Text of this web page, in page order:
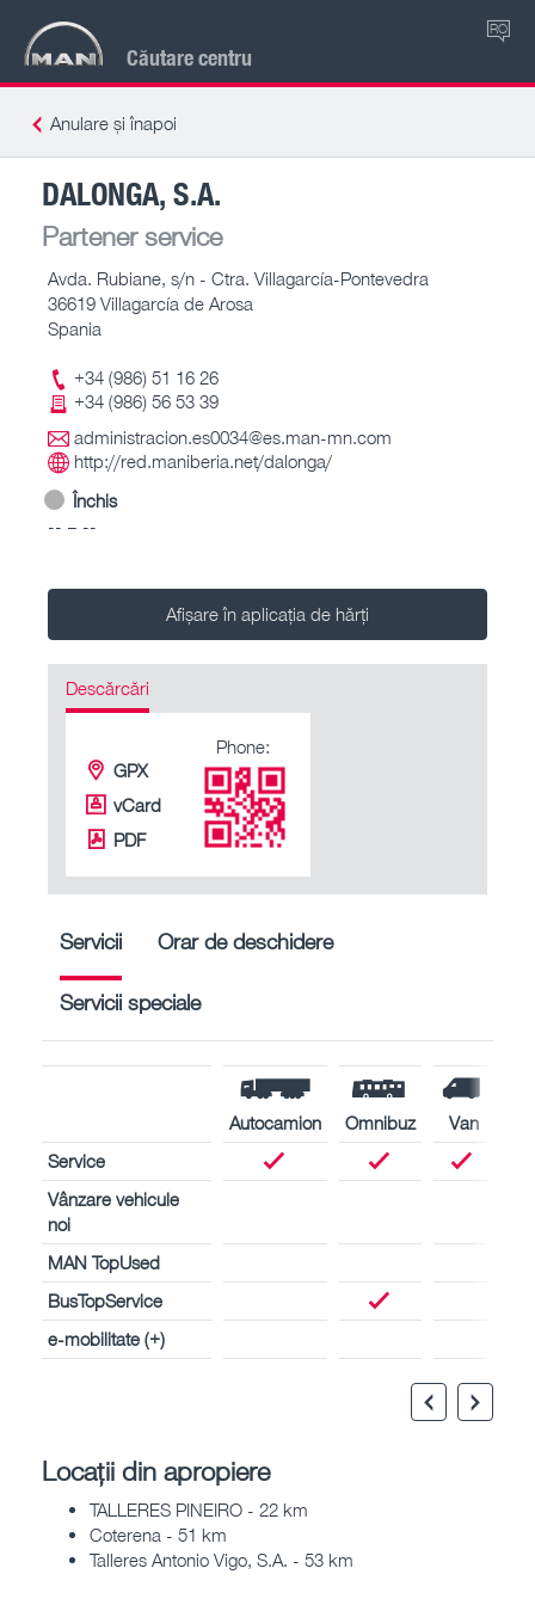
Căutare centru
RO
Anulare și înapoi
DALONGA, S.A.
Partener service
Avda. Rubiane, s/n - Ctra. Villagarcía-Pontevedra
36619 Villagarcía de Arosa
Spania
+34 (986) 51 16 26
+34 (986) 56 53 39
administracion.es0034@es.man-mn.com
http://red.maniberia.net/dalonga/
Închis
-- – --
Afișare în aplicația de hărți
Descărcări
GPX
vCard
PDF
Phone:
Servicii Orar de deschidere
Servicii speciale
Autocamion Omnibuz
Van
Service
Vânzare vehicule
noi
MAN TopUsed
BusTopService
e-mobilitate (+)
Locații din apropiere
TALLERES PINEIRO - 22 km
Coterena - 51 km
Talleres Antonio Vigo, S.A. - 53 km